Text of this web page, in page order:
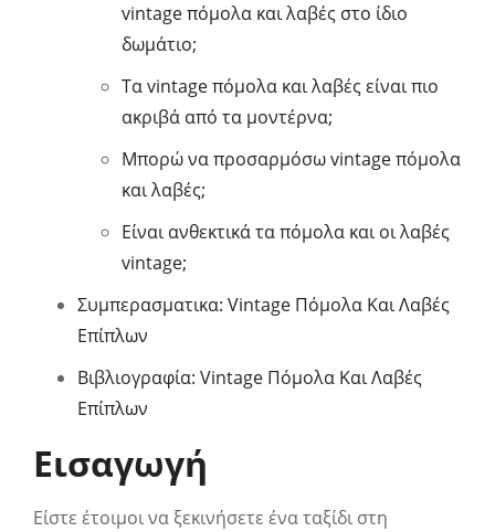
vintage πόμολα και λαβές στο ίδιο
δωμάτιο;
Τα vintage πόμολα και λαβές είναι πιο
ακριβά από τα μοντέρνα;
Μπορώ να προσαρμόσω vintage πόμολα
και λαβές;
Είναι ανθεκτικά τα πόμολα και οι λαβές
vintage;
Συμπερασματικα: Vintage Πόμολα Και Λαβές
Επίπλων
Βιβλιογραφία: Vintage Πόμολα Και Λαβές
Επίπλων
Εισαγωγή
Είστε έτοιμοι να ξεκινήσετε ένα ταξίδι στη